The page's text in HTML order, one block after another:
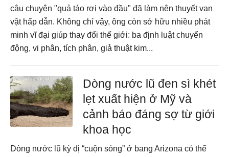
câu chuyện "quả táo rơi vào đầu" đã làm nên thuyết vạn
vật hấp dẫn. Không chỉ vậy, ông còn sở hữu nhiều phát
minh vĩ đại giúp thay đổi thế giới: ba định luật chuyển
động, vi phân, tích phân, giả thuật kim...
Dòng nước lũ đen sì khét
lẹt xuất hiện ở Mỹ và
cảnh báo đáng sợ từ giới
khoa học
Dòng nước lũ kỳ dị “cuộn sóng” ở bang Arizona có thể